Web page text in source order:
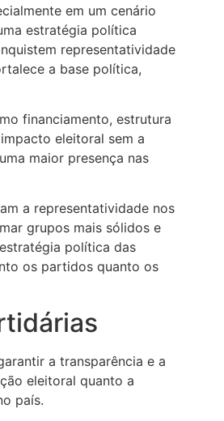
em um cenário
estratégia política
representatividade
a base política,
financiamento, estrutura
eleitoral sem a
maior presença nas
a representatividade nos
grupos mais sólidos e
política das
os partidos quanto os
a transparência e a
eleitoral quanto a
país.